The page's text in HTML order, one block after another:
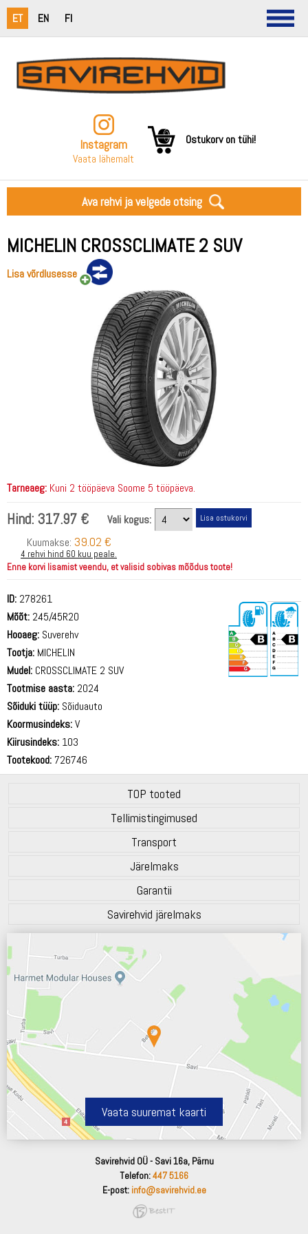
ET EN FI
Instagram
Vaata lähemalt
Ostukorv on tühi!
Ava rehvi ja velgede otsing
MICHELIN CROSSCLIMATE 2 SUV
Lisa võrdlusesse
Tarneaeg: Kuni 2 tööpäeva Soome 5 tööpäeva.
Hind: 317.97 €
Vali kogus:
Kuumakse: 39.02 €
4 rehvi hind 60 kuu peale.
Enne korvi lisamist veendu, et valisid sobivas mõõdus toote!
ID: 278261
Mõõt: 245/45R20
Hooaeg: Suverehv
Tootja: MICHELIN
Mudel: CROSSCLIMATE 2 SUV
Tootmise aasta: 2024
Sõiduki tüüp: Sõiduauto
Koormusindeks:V
Kiirusindeks: 103
Tootekood: 726746
TOP tooted
Tellimistingimused
Transport
Järelmaks
Garantii
Savirehvid järelmaks
Vaata suuremat kaarti
Savirehvid OÜ - Savi 16a, Pärnu
Telefon:447 5166
E-post: info@savirehvid.ee